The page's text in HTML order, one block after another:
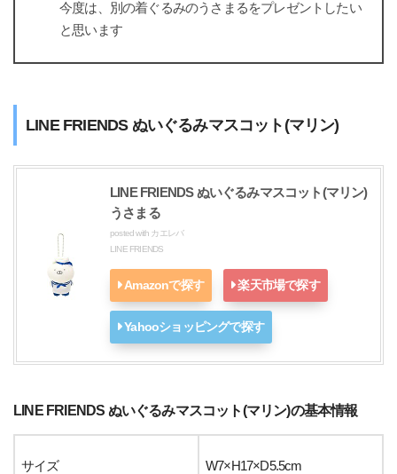
今度は、別の着ぐるみのうさまるをプレゼントしたい
と思います
LINE FRIENDS ぬいぐるみマスコット(マリン)
LINE FRIENDS ぬいぐるみマスコット(マリン)
うさまる
posted with カエレバ
LINE FRIENDS
Amazonで探す 楽天市場で探す
Yahooショッピングで探す
LINE FRIENDS ぬいぐるみマスコット(マリン)の基本情報
サイズ W7×H17×D5.5cm